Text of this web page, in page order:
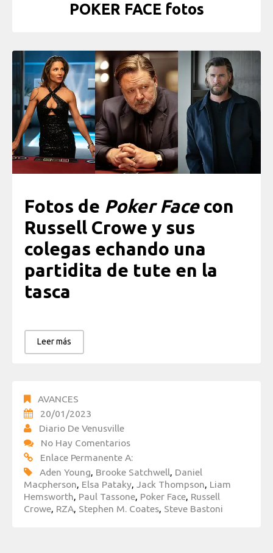
POKER FACE fotos
Fotos de Poker Facecon
Russell Crowe y sus
colegas echando una
partidita de tute en la
tasca
Leer más
AVANCES
20/01/2023
Diario De Venusville
No Hay Comentarios
Enlace Permanente A:
Aden Young, Brooke Satchwell, Daniel
Macpherson, Elsa Pataky, Jack Thompson, Liam
Hemsworth, Paul Tassone, Poker Face, Russell
Crowe, RZA, Stephen M. Coates, Steve Bastoni